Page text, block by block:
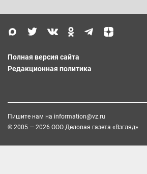
Полная версия сайта
Редакционная политика
Пишите нам на information@vz.ru
© 2005 — 2026 ООО Деловая газета «Взгляд»